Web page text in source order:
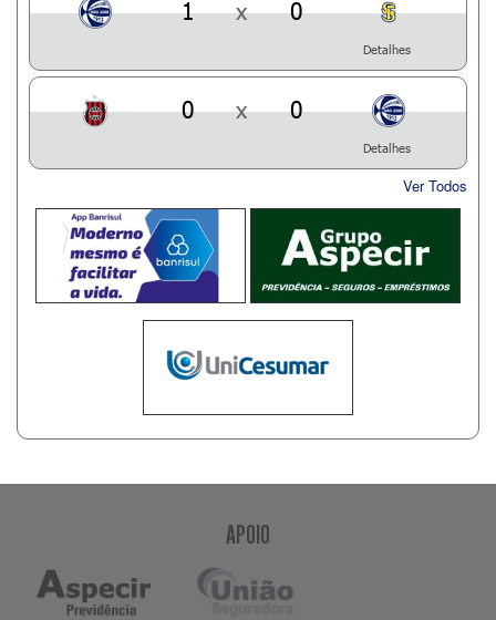
1 x 0
Detalhes
0 x 0
Detalhes
Ver Todos
APOIO